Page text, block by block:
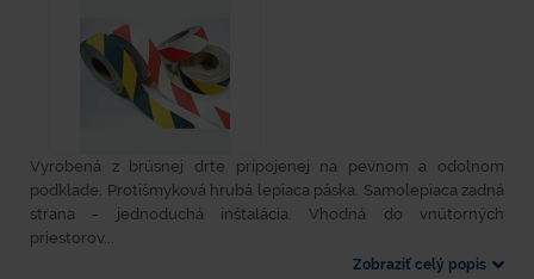
Vyrobená z brúsnej drte pripojenej na pevnom a odolnom
podklade. Protišmyková hrubá lepiaca páska. Samolepiaca zadná
strana - jednoduchá inštalácia. Vhodná do vnútorných
priestorov...
Zobraziť celý popis